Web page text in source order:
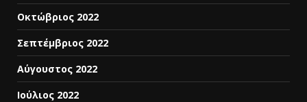
Οκτώβριος 2022
Σεπτέμβριος 2022
Αύγουστος 2022
Ιούλιος 2022